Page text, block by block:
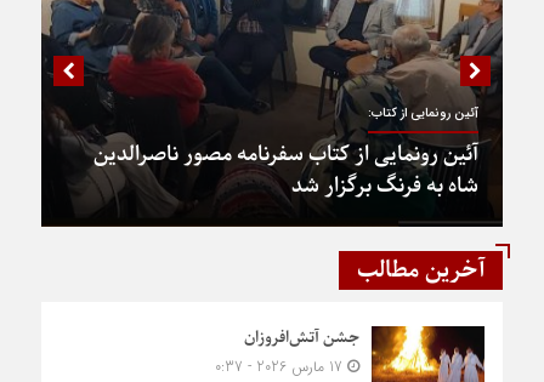
آئین رونمایی از کتاب:
آئین رونمایی از کتاب سفرنامه مصور ناصرالدین
شاه به فرنگ برگزار شد
آخرین مطالب
جشن آتش‌افروزان